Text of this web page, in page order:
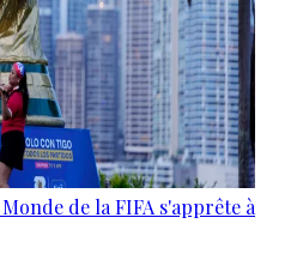
de la FIFA s'apprête à